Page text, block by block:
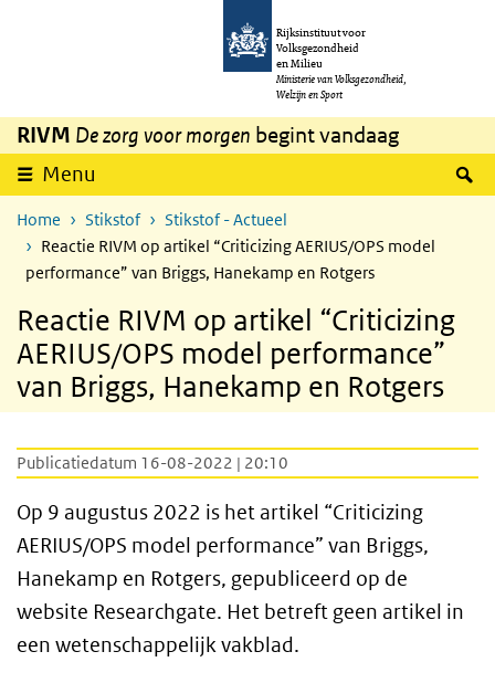
Overslaan en naar de inhoud gaan
Rijksinstituut voor
Volksgezondheid
en Milieu
Ministerie van Volksgezondheid,
Welzijn en Sport
RIVM De zorg voor morgen begint vandaag
Menu
Home Stikstof
Stikstof - Actueel
Reactie RIVM op artikel “Criticizing AERIUS/OPS model
performance” van Briggs, Hanekamp en Rotgers
Reactie RIVM op artikel “Criticizing
AERIUS/OPS model performance”
van Briggs, Hanekamp en Rotgers
Publicatiedatum 16-08-2022 | 20:10
Op 9 augustus 2022 is het artikel “Criticizing
AERIUS/OPS model performance” van Briggs,
Hanekamp en Rotgers, gepubliceerd op de
website Researchgate. Het betreft geen artikel in
een wetenschappelijk vakblad.